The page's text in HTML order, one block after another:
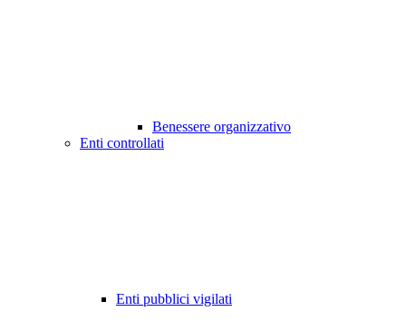
Benessere organizzativo
Enti controllati
Enti pubblici vigilati